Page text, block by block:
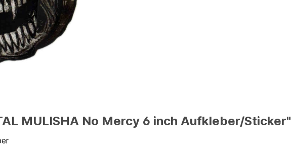
MULISHA No Mercy 6 inch Aufkleber/Sticker"